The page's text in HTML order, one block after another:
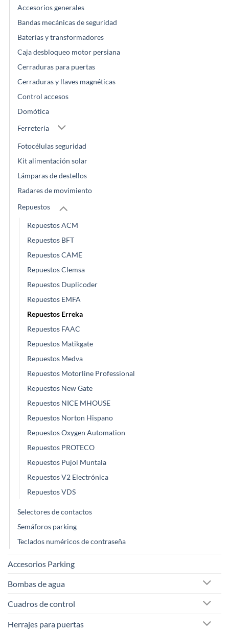
Accesorios generales
Bandas mecánicas de seguridad
Baterías y transformadores
Caja desbloqueo motor persiana
Cerraduras para puertas
Cerraduras y llaves magnéticas
Control accesos
Domótica
Ferretería
Fotocélulas seguridad
Kit alimentación solar
Lámparas de destellos
Radares de movimiento
Repuestos
Repuestos ACM
Repuestos BFT
Repuestos CAME
Repuestos Clemsa
Repuestos Duplicoder
Repuestos EMFA
Repuestos Erreka
Repuestos FAAC
Repuestos Matikgate
Repuestos Medva
Repuestos Motorline Professional
Repuestos New Gate
Repuestos NICE MHOUSE
Repuestos Norton Hispano
Repuestos Oxygen Automation
Repuestos PROTECO
Repuestos Pujol Muntala
Repuestos V2 Electrónica
Repuestos VDS
Selectores de contactos
Semáforos parking
Teclados numéricos de contraseña
Accesorios Parking
Bombas de agua
Cuadros de control
Herrajes para puertas